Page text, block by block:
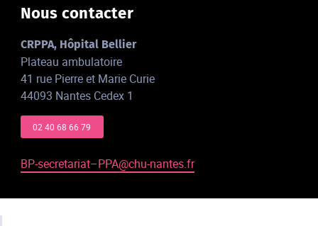
Nous contacter
CRPPA, Hôpital Bellier
Plateau ambulatoire
41 rue Pierre et Marie Curie
44093 Nantes Cedex 1
02 40 68 66 79
BP-secretariat–PPA@chu-nantes.fr